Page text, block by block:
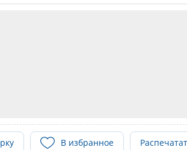
В избранное